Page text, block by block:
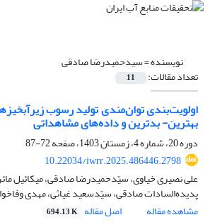
نویسنده =سیدحمیدرضا صادقی
تعداد مقالات: 11
اولویت‌بندی توان‌مندی تولید رسوب
بهترین- بدترین و داده‌های مشاهداتی
دوره 20، شماره 4، زمستان 1403، صفحه
72-87
10.22034/iwrr.2025.486446.2798
علی نصیری خیاوی، سیّدحمیدرضا صادقی، میکائیل
پدیده‌السادات صادقی، سیّدسعید غیاثی، مهدی
مشاهده مقاله
اصل مقاله 694.13 K